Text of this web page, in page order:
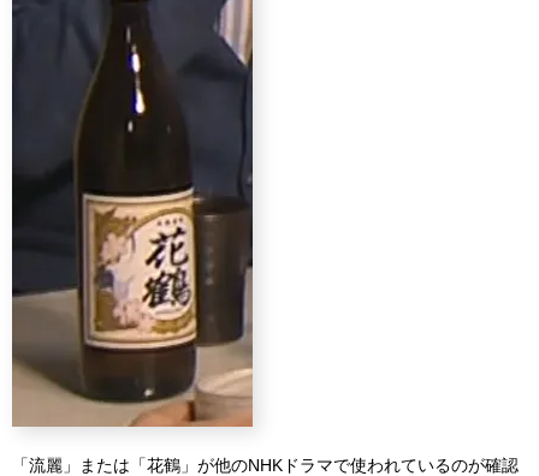
「流麗」または「花鶴」が他のNHKドラマで使われているのが確認